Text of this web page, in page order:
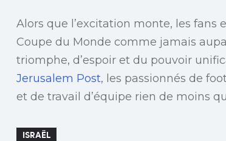
Alors que l’excitation monte, les fans
Coupe du Monde comme jamais
triomphe, d’espoir et du pouvoir
Jerusalem Post, les passionnés de
et de travail d’équipe rien de moins
ISRAËL